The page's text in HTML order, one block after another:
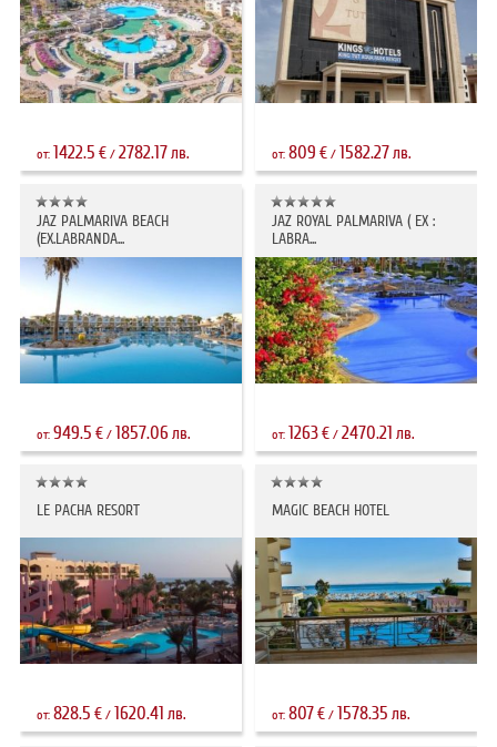
от: 1422.5 €/ 2782.17 лв. от:809 € / 1582.27 лв.
JAZ PALMARIVA BEACH
(EX.LABRANDA...
от: 949.5 €/ 1857.06лв.
JAZ ROYAL PALMARIVA ( EX :
LABRA...
от: 1263€ /2470.21 лв.
LE PACHA RESORT
от: 828.5 €/ 1620.41 лв.
MAGIC BEACH HOTEL
от:807€ / 1578.35 лв.